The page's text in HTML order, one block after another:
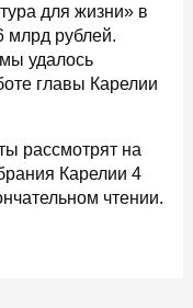
для жизни» в
млрд рублей.
удалось
главы Карелии
рассмотрят на
Карелии 4
чтении.